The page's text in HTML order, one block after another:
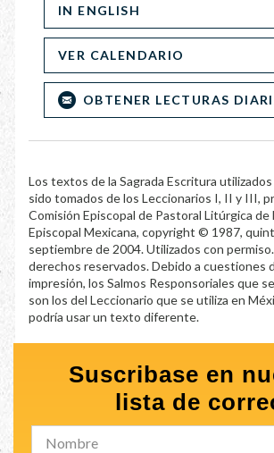
IN ENGLISH
VER CALENDARIO
OBTENER LECTURAS
Los textos de la Sagrada Escritura
sido tomados de los Leccionarios I, II y III,
Comisión Episcopal de Pastoral Litúrgica de
Episcopal Mexicana, copyright © 1987,
septiembre de 2004. Utilizados con
derechos reservados. Debido a cuestiones
impresión, los Salmos Responsoriales que
son los del Leccionario que se utiliza en
podría usar un texto diferente.
Suscribase en
lista de